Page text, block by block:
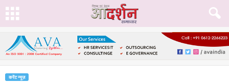
करेंट न्यूज़